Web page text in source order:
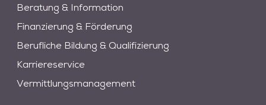
Beratung & Information
Finanzierung & Förderung
Berufliche Bildung & Qualifizierung
Karriereservice
Vermittlungsmanagement